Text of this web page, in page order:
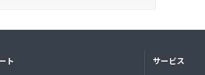
ト サービス